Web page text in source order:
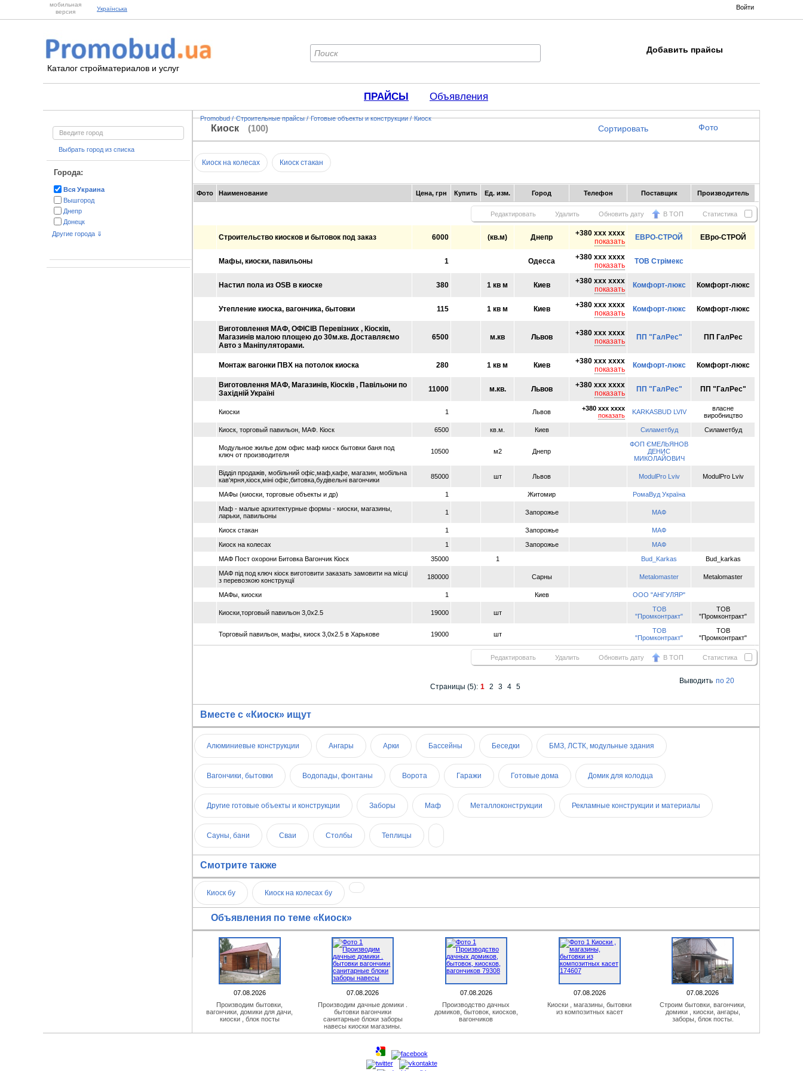
мобильная
версия
Українська Войти
Каталог стройматериалов и услуг
Добавить прайсы
ПРАЙСЫ Объявления
Promobud/ Строительные прайсы/ Готовые объекты и конструкции/ Киоск
Киоск (100) Фото
Сортировать
Киоск на колесах Киоск стакан
Фото Наименование Цена, грн Купить Ед. изм. Город Телефон Поставщик Производитель
Статистика
В ТОП
Обновить дату
Удалить
Редактировать
Строительство киосков и бытовок под заказ 6000 (кв.м) Днепр
+380 xxx xxxx
показать
ЕВРО-СТРОЙ ЕВро-СТРОЙ
Мафы, киоски, павильоны 1 Одесса
+380 xxx xxxx
показать
ТОВ Стрімекс
Настил пола из OSB в киоске 380 1 кв м Киев
+380 xxx xxxx
показать
Комфорт-люкс Комфорт-люкс
Утепление киоска, вагончика, бытовки 115 1 кв м Киев
+380 xxx xxxx
показать
Комфорт-люкс Комфорт-люкс
Виготовлення МАФ, ОФІСІВ Перевізних , Кіосків,
Магазинів малою площею до 30м.кв. Доставляємо
Авто з Маніпуляторами.
6500 м.кв Львов
+380 xxx xxxx
показать
ПП "ГалРес" ПП ГалРес
Монтаж вагонки ПВХ на потолок киоска 280 1 кв м Киев
+380 xxx xxxx
показать
Комфорт-люкс Комфорт-люкс
Виготовлення МАФ, Магазинів, Кіосків , Павільони по
Західній Україні
11000 м.кв. Львов
+380 xxx xxxx
показать
ПП "ГалРес" ПП "ГалРес"
Киоски 1 Львов
+380 xxx xxxx
показать
KARKASBUD LVIV
власне
виробництво
Киоск, торговый павильон, МАФ. Кіоск
6500 кв.м. Киев Силаметбуд Силаметбуд
Модульное жилье дом офис маф киоск бытовки баня под
ключ от производителя
10500 м2 Днепр
ФОП ЄМЕЛЬЯНОВ
ДЕНИС
МИКОЛАЙОВИЧ
Відділ продажів, мобільний офіс,маф,кафе, магазин, мобільна
кав'ярня,кіоск,міні офіс,битовка,будівельні вагончики
85000 шт Львов ModulPro Lviv ModulPro Lviv
МАФы (киоски, торговые объекты и др) 1 Житомир
РомаВуд Україна
Маф - малые архитектурные формы - киоски, магазины,
ларьки, павильоны
1 Запорожье МАФ
Киоск стакан 1 Запорожье
МАФ
Киоск на колесах
1 Запорожье
МАФ
МАФ Пост охорони Битовка Вагончик Кіоск
35000 1 Bud_Karkas
Bud_karkas
МАФ під под ключ кіоск виготовити заказать замовити на місці
з перевозкою конструкції
180000 Сарны Metalomaster Metalomaster
МАФы, киоски 1 Киев ООО "АНГУЛЯР"
Киоски,торговый павильон 3,0х2.5 19000 шт
ТОВ
"Промконтракт"
ТОВ
"Промконтракт"
Торговый павильон, мафы, киоск 3,0х2.5 в Харькове 19000 шт
ТОВ
"Промконтракт"
ТОВ
"Промконтракт"
Статистика
В ТОП
Обновить дату
Удалить
Редактировать
по 20
Выводить
Страницы (5): 1 2 3 4 5
Вместе с «Киоск» ищут
Алюминиевые конструкции Ангары Арки Бассейны Беседки БМЗ, ЛСТК, модульные здания
Вагончики, бытовки Водопады, фонтаны Ворота Гаражи Готовые дома Домик для колодца
Другие готовые объекты и конструкции Заборы Маф Металлоконструкции Рекламные конструкции и материалы
Сауны, бани Сваи Столбы Теплицы
Смотрите также
Киоск бу Киоск на колесах бу
Объявления по теме «Киоск»
07.08.2026
Производим бытовки,
вагончики, домики для дачи,
киоски , блок посты
07.08.2026
Производим дачные домики .
бытовки вагончики
санитарные блоки заборы
навесы киоски магазины.
07.08.2026
Производство дачных
домиков, бытовок, киосков,
вагончиков
07.08.2026
Киоски , магазины, бытовки
из композитных касет
07.08.2026
Строим бытовки, вагончики,
домики , киоски, ангары,
заборы, блок посты.
Выбрать город из списка
Города:
Вся Украина
Вышгород
Днепр
Донецк
Житомир
Другие города ⇓